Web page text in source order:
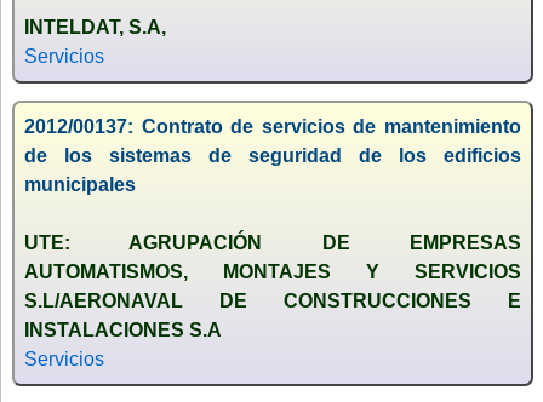
INTELDAT, S.A,
Servicios
2012/00137: Contrato de servicios de mantenimiento
de los sistemas de seguridad de los edificios
municipales
UTE: AGRUPACIÓN DE EMPRESAS
AUTOMATISMOS, MONTAJES Y SERVICIOS
S.L/AERONAVAL DE CONSTRUCCIONES E
INSTALACIONES S.A
Servicios